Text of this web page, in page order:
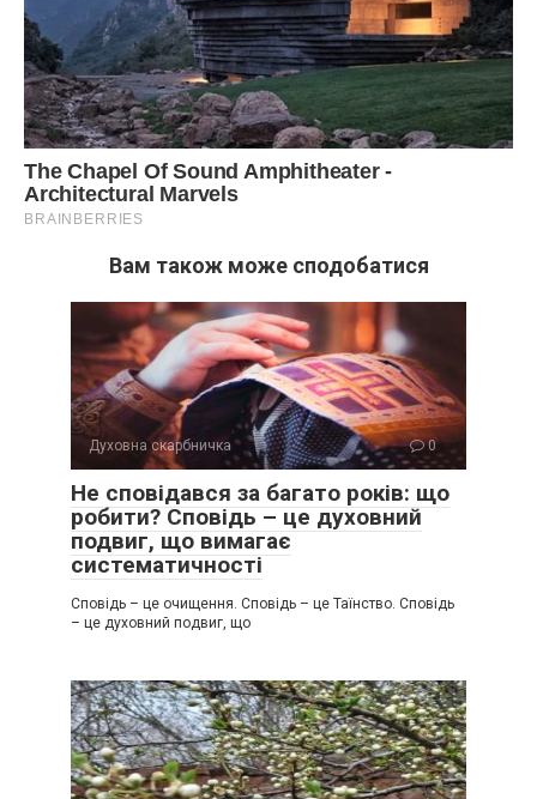
Вам також може сподобатися
Духовна скарбничка 0
Не сповідався за багато років: що
робити? Сповідь – це духовний
подвиг, що вимагає
систематичності
Сповідь – це очищення. Сповідь – це Таїнство. Сповідь
– це духовний подвиг, що